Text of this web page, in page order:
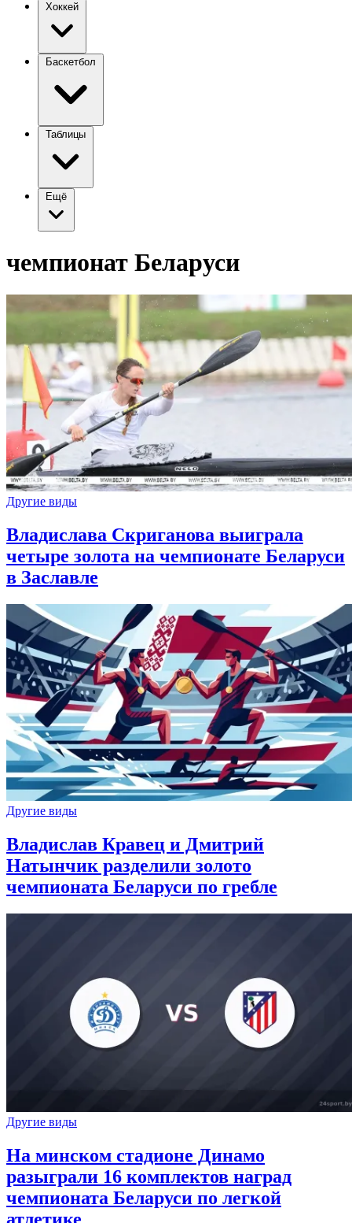
Хоккей
Баскетбол
Таблицы
Ещё
чемпионат Беларуси
Другие виды
Владислава Скриганова выиграла
четыре золота на чемпионате Беларуси
в Заславле
Другие виды
Владислав Кравец и Дмитрий
Натынчик разделили золото
чемпионата Беларуси по гребле
Другие виды
На минском стадионе Динамо
разыграли 16 комплектов наград
чемпионата Беларуси по легкой
атлетике